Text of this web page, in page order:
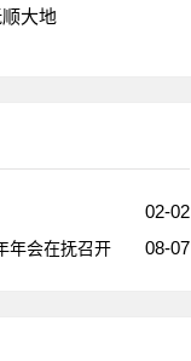
大地
02-02
08-07
年会在抚召开